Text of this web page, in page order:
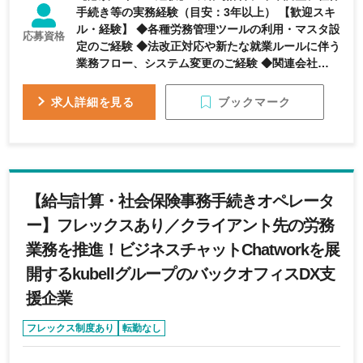
応募資格
手続き等の実務経験（目安：3年以上） 【歓迎スキ
ル・経験】 ◆各種労務管理ツールの利用・マスタ設
定のご経験 ◆法改正対応や新たな就業ルールに伴う
業務フロー、システム変更のご経験 ◆関連会社や部
経験 ◆奉行シリーズ（特に給与奉行）の運用経験 ◆
求人詳細を見る ブックマーク
【給与計算・社会保険事務手続きオペレータ
ー】フレックスあり／クライアント先の労務
業務を推進！ビジネスチャットChatworkを展
開するkubellグループのバックオフィスDX支
援企業
フレックス制度あり 転勤なし